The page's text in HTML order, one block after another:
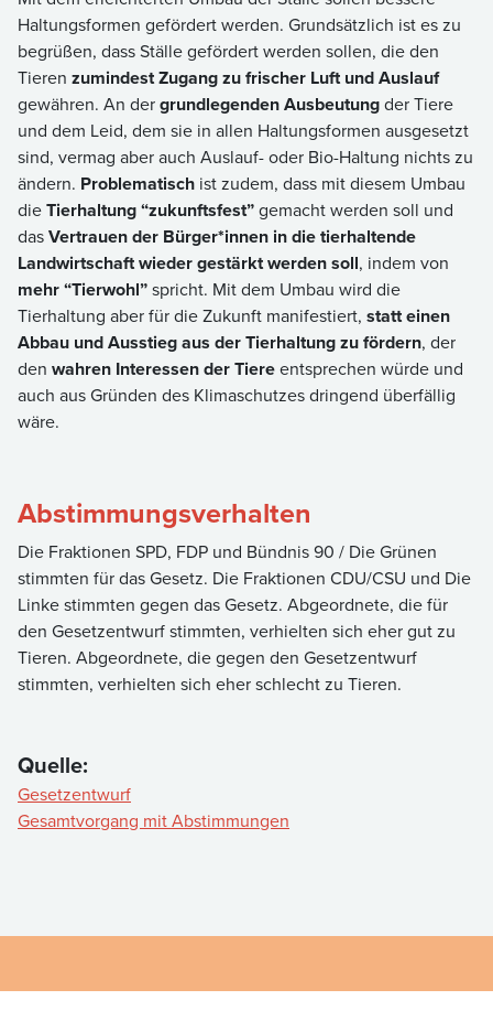
Haltungsformen gefördert werden. Grundsätzlich ist es zu
begrüßen, dass Ställe gefördert werden sollen, die den
Tieren zumindest Zugang zu frischer Luft und Auslauf
gewähren. An dergrundlegenden Ausbeutungder Tiere
und dem Leid, dem sie in allen Haltungsformen ausgesetzt
sind, vermag aber auch Auslauf- oder Bio-Haltung nichts zu
ändern. Problematisch ist zudem, dass mit diesem Umbau
dieTierhaltung “zukunftsfest”gemacht werden soll und
dasVertrauen der Bürger*innen in die tierhaltende
Landwirtschaft wieder gestärkt werden soll, indem von
mehr “Tierwohl”spricht. Mit dem Umbau wird die
Tierhaltung aber für die Zukunft manifestiert, statt einen
Abbau und Ausstieg aus der Tierhaltung zu fördern, der
den wahren Interessen der Tiereentsprechen würde und
auch aus Gründen des Klimaschutzes dringend überfällig
wäre.
Abstimmungsverhalten
Die Fraktionen SPD, FDP und Bündnis 90 / Die Grünen
stimmten für das Gesetz. Die Fraktionen CDU/CSU und Die
Linke stimmten gegen das Gesetz. Abgeordnete, die für
den Gesetzentwurf stimmten, verhielten sich eher gut zu
Tieren. Abgeordnete, die gegen den Gesetzentwurf
stimmten, verhielten sich eher schlecht zu Tieren.
Quelle:
Gesetzentwurf
Gesamtvorgang mit Abstimmungen